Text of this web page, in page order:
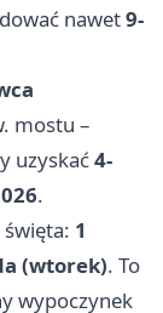
nawet9-
mostu –
uzyskać4-
.
1
(wtorek). To
wypoczynek